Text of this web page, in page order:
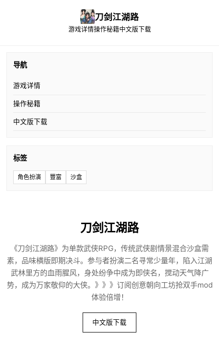
刀剑江湖路
游戏详情操作秘籍中文版下载
导航
游戏详情
操作秘籍
中文版下载
标签
角色扮演 豐富 沙盒
刀剑江湖路
《刀剑江湖路》为单款武侠RPG，传统武侠剧情景混合沙盒需
素，品味横版即期决斗。参与者扮演二名寻常少量年，陷入江湖
武林里方的血雨腥风，身处纷争中成为即侠名，搅动天气降广
势，成为万家敬仰的大侠。》》》订阅创意朝向工坊抢双手mod
体验倍增！
中文版下载